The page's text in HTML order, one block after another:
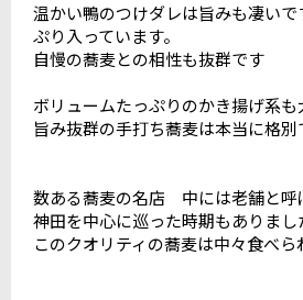
温かい鴨のつけダレは旨みも凄い
ぷり入っています。
自慢の蕎麦との相性も抜群です
ボリュームたっぷりのかき揚げ系
旨み抜群の手打ち蕎麦は本当に格別
数ある蕎麦の名店 中には老舗と呼
神田を中心に巡った時期もありまし
このクオリティの蕎麦は中々食べら